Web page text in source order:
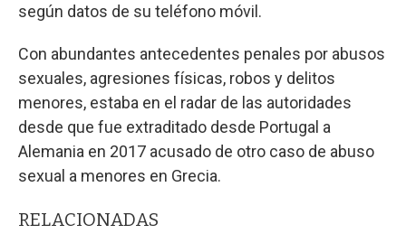
según datos de su teléfono móvil.
Con abundantes antecedentes penales por abusos
sexuales, agresiones físicas, robos y delitos
menores, estaba en el radar de las autoridades
desde que fue extraditado desde Portugal a
Alemania en 2017 acusado de otro caso de abuso
sexual a menores en Grecia.
RELACIONADAS